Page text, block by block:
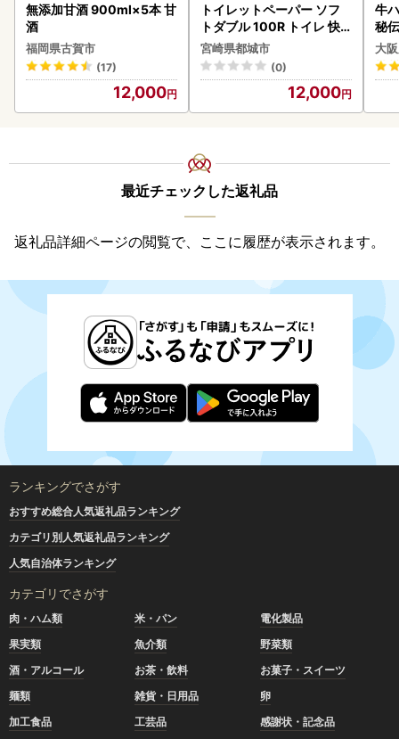
無添加甘酒 900ml×5本 甘
酒
福岡県古賀市
(17)
12,000
トイレットペーパー ソフ
トダブル 100R トイレ 快
速〔12-I5-TP100-R〕
宮崎県都城市
(0)
12,000
牛
秘
焼
大
最近チェックした返礼品
返礼品詳細ページの閲覧で、ここに履歴が表示されます。
ランキングでさがす
おすすめ総合人気返礼品ランキング
カテゴリ別人気返礼品ランキング
人気自治体ランキング
カテゴリでさがす
肉・ハム類 米・パン
電化製品
果実類
魚介類
野菜類
酒・アルコール
お茶・飲料
お菓子・スイーツ
麺類
雑貨・日用品
卵
加工食品
工芸品
感謝状・記念品